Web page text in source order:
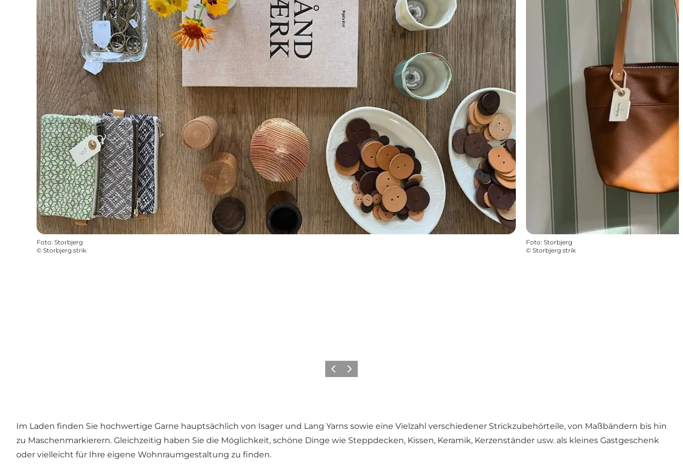
Foto: Storbjerg
© Storbjerg strik
Foto: Storbjerg
© Storbjerg strik
ZurückWeiter
Im Laden finden Sie hochwertige Garne hauptsächlich von Isager und Lang Yarns sowie eine Vielzahl verschiedener Strickzubehörteile, von Maßbändern bis hin
zu Maschenmarkierern. Gleichzeitig haben Sie die Möglichkeit, schöne Dinge wie Steppdecken, Kissen, Keramik, Kerzenständer usw. als kleines Gastgeschenk
oder vielleicht für Ihre eigene Wohnraumgestaltung zu finden.